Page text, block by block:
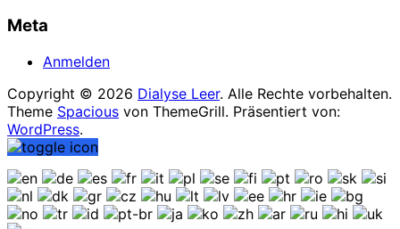
Meta
Anmelden
Copyright © 2026 Dialyse Leer. Alle Rechte vorbehalten.
Theme Spacious von ThemeGrill. Präsentiert von:
WordPress.